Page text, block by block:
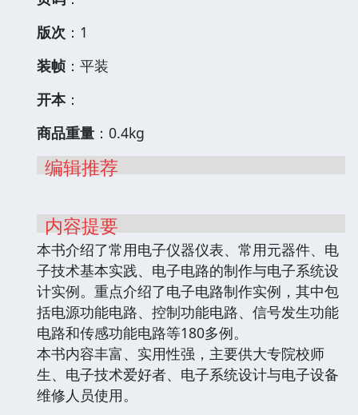
版次 ：1
装帧 ：平装
开本：
商品重量 ：0.4kg
编辑推荐
内容提要
本书介绍了常用电子仪器仪表、常用元器件、电
子技术基本实践、电子电路的制作与电子系统设
计实例。重点介绍了电子电路制作实例，其中包
括电源功能电路、控制功能电路、信号发生功能
电路和传感功能电路等180多例。
本书内容丰富、实用性强，主要供大专院校师
生、电子技术爱好者、电子系统设计与电子设备
维修人员使用。